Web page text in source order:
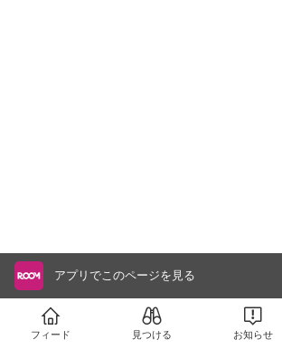
アプリでこのページを見る
フィード 見つける お知らせ